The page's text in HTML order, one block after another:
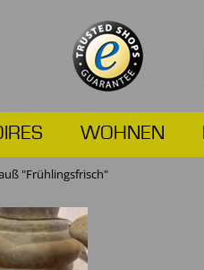
WOHNEN
"Frühlingsfrisch"